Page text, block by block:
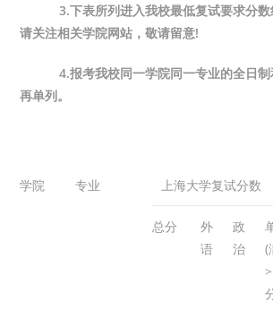
3.下表所列进入我校最低复试要求分
请关注相关学院网站，敬请留意!
4.报考我校同一学院同一专业的全日制
再单列。
学院 专业 上海大学复试分数
总分
外
语
政
治
(